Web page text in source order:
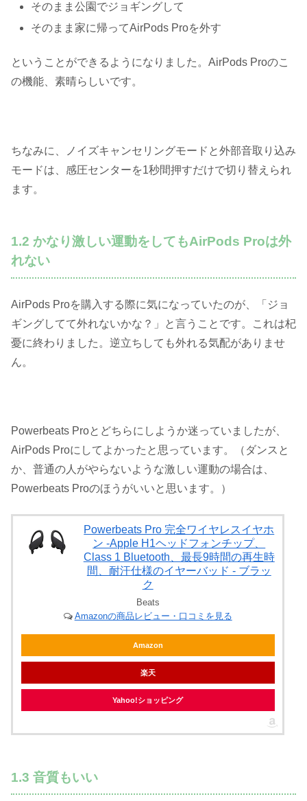
そのまま公園でジョギングして
そのまま家に帰ってAirPods Proを外す
ということができるようになりました。AirPods Proのこ
の機能、素晴らしいです。
ちなみに、ノイズキャンセリングモードと外部音取り込み
モードは、感圧センターを1秒間押すだけで切り替えられ
ます。
1.2 かなり激しい運動をしてもAirPods Proは外
れない
AirPods Proを購入する際に気になっていたのが、「ジョ
ギングしてて外れないかな？」と言うことです。これは杞
憂に終わりました。逆立ちしても外れる気配がありませ
ん。
Powerbeats Proとどちらにしようか迷っていましたが、
AirPods Proにしてよかったと思っています。（ダンスと
か、普通の人がやらないような激しい運動の場合は、
Powerbeats Proのほうがいいと思います。）
Powerbeats Pro 完全ワイヤレスイヤホ
ン -Apple H1ヘッドフォンチップ、
Class 1 Bluetooth、最長9時間の再生時
間、耐汗仕様のイヤーバッド - ブラッ
ク
Beats
Amazonの商品レビュー・口コミを見る
Amazon
楽天
Yahoo!ショッピング
1.3 音質もいい